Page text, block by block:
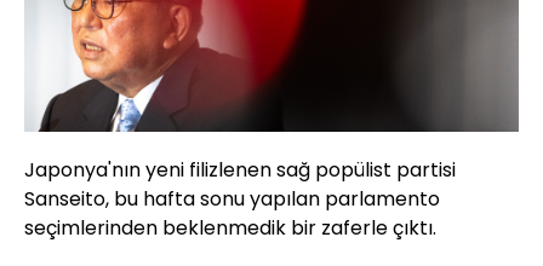
Japonya'nın yeni filizlenen sağ popülist partisi
Sanseito, bu hafta sonu yapılan parlamento
seçimlerinden beklenmedik bir zaferle çıktı.